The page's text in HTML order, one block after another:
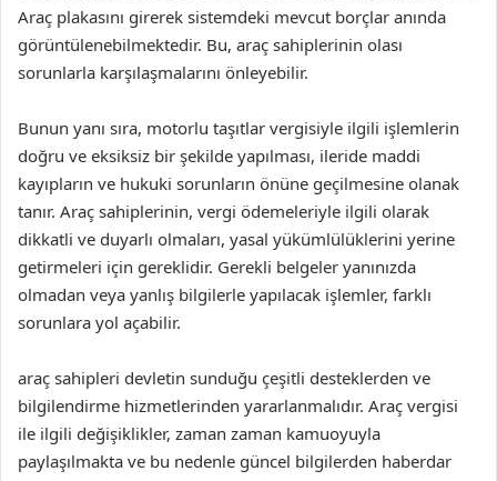
Araç plakasını girerek sistemdeki mevcut borçlar anında
görüntülenebilmektedir. Bu, araç sahiplerinin olası
sorunlarla karşılaşmalarını önleyebilir.
Bunun yanı sıra, motorlu taşıtlar vergisiyle ilgili işlemlerin
doğru ve eksiksiz bir şekilde yapılması, ileride maddi
kayıpların ve hukuki sorunların önüne geçilmesine olanak
tanır. Araç sahiplerinin, vergi ödemeleriyle ilgili olarak
dikkatli ve duyarlı olmaları, yasal yükümlülüklerini yerine
getirmeleri için gereklidir. Gerekli belgeler yanınızda
olmadan veya yanlış bilgilerle yapılacak işlemler, farklı
sorunlara yol açabilir.
araç sahipleri devletin sunduğu çeşitli desteklerden ve
bilgilendirme hizmetlerinden yararlanmalıdır. Araç vergisi
ile ilgili değişiklikler, zaman zaman kamuoyuyla
paylaşılmakta ve bu nedenle güncel bilgilerden haberdar